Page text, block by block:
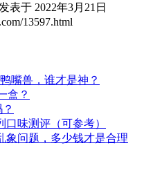
发表于 2022年3月21日
13597.html
嘴兽，谁才是神？
盒？
口味测评（可参考）
象问题，多少钱才是合理